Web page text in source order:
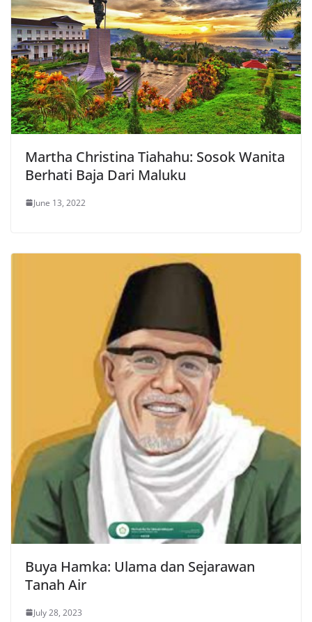
Martha Christina Tiahahu: Sosok Wanita
Berhati Baja Dari Maluku
June 13, 2022
Buya Hamka: Ulama dan Sejarawan
Tanah Air
July 28, 2023